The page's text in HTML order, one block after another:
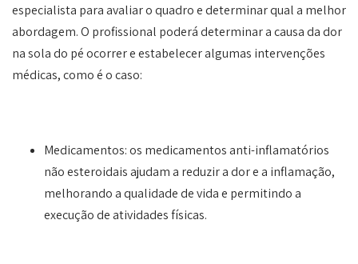
especialista para avaliar o quadro e determinar qual a melhor
abordagem. O profissional poderá determinar a causa da dor
na sola do pé ocorrer e estabelecer algumas intervenções
médicas, como é o caso:
Medicamentos: os medicamentos anti-inflamatórios
não esteroidais ajudam a reduzir a dor e a inflamação,
melhorando a qualidade de vida e permitindo a
execução de atividades físicas.